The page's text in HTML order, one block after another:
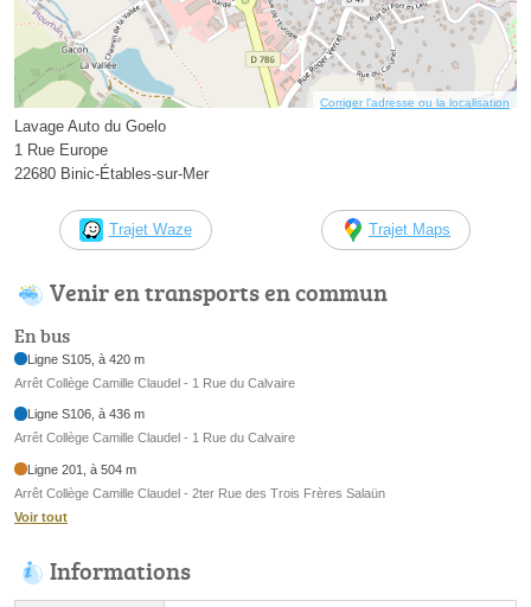
Corriger l’adresse ou la localisation
Lavage Auto du Goelo
1 Rue Europe
22680 Binic-Étables-sur-Mer
Trajet Waze Trajet Maps
Venir en transports en commun
En bus
Ligne S105, à 420 m
Arrêt Collège Camille Claudel - 1 Rue du Calvaire
Ligne S106, à 436 m
Arrêt Collège Camille Claudel - 1 Rue du Calvaire
Ligne 201, à 504 m
Arrêt Collège Camille Claudel - 2ter Rue des Trois Frères Salaün
Voir tout
Informations